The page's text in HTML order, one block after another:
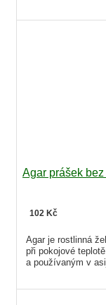
Agar prášek
102 Kč
Agar je rostlinná
při pokojové
a používaným v